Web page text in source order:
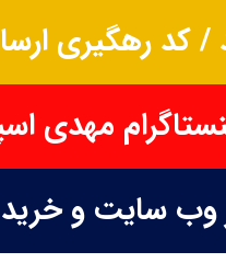
کد رهگیری
مهدی
وب سایت و